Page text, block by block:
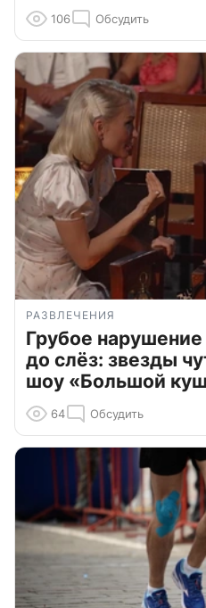
106 Обсудить
РАЗВЛЕЧЕНИЯ
Грубое нарушение
до слёз: звезды
шоу «Большой
64 Обсудить